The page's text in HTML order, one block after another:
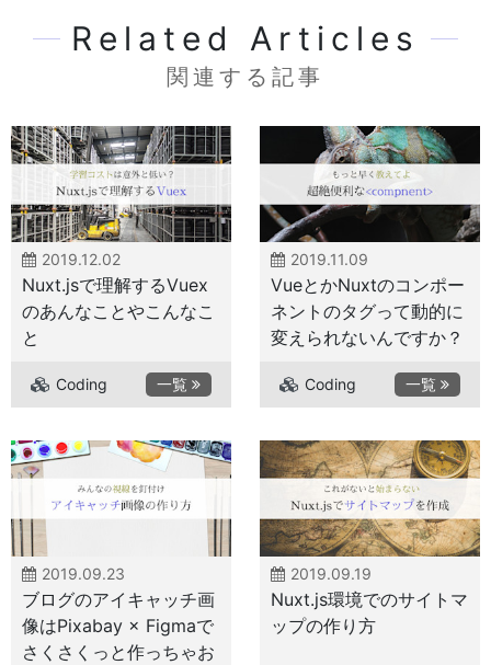
Related Articles
関連する記事
2019.12.02
Nuxt.jsで理解するVuex
のあんなことやこんなこ
と
Coding 一覧
2019.11.09
VueとかNuxtのコンポー
ネントのタグって動的に
変えられないんですか？
Coding 一覧
2019.09.23
ブログのアイキャッチ画
像はPixabay × Figmaで
さくさくっと作っちゃお
2019.09.19
Nuxt.js環境でのサイトマ
ップの作り方